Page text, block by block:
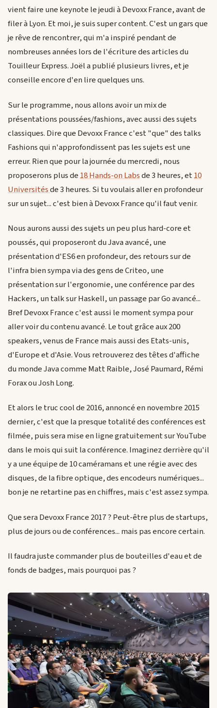
vient faire une keynote le jeudi à Devoxx France, avant de
filer à Lyon. Et moi, je suis super content. C'est un gars que
je rêve de rencontrer, qui m'a inspiré pendant de
nombreuses années lors de l'écriture des articles du
Touilleur Express. Joël a publié plusieurs livres, et je
conseille encore d'en lire quelques uns.
Sur le programme, nous allons avoir un mix de
présentations poussées/fashions, avec aussi des sujets
classiques. Dire que Devoxx France c'est "que" des talks
Fashions qui n'approfondissent pas les sujets est une
erreur. Rien que pour la journée du mercredi, nous
proposerons plus de 18 Hands-on Labsde 3 heures, et10
Universitésde 3 heures. Si tu voulais aller en profondeur
sur un sujet... c'est bien à Devoxx France qu'il faut venir.
Nous aurons aussi des sujets un peu plus hard-core et
poussés, qui proposeront du Java avancé, une
présentation d'ES6 en profondeur, des retours sur de
l'infra bien sympa via des gens de Criteo, une
présentation sur l'ergonomie, une conférence par des
Hackers, un talk sur Haskell, un passage par Go avancé...
Bref Devoxx France c'est aussi le moment sympa pour
aller voir du contenu avancé. Le tout grâce aux 200
speakers, venus de France mais aussi des Etats-unis,
d'Europe et d'Asie. Vous retrouverez des têtes d'affiche
du monde Java comme Matt Raible, José Paumard, Rémi
Forax ou Josh Long.
Et alors le truc cool de 2016, annoncé en novembre 2015
dernier, c'est que la presque totalité des conférences est
filmée, puis sera mise en ligne gratuitement sur YouTube
dans le mois qui suit la conférence. Imaginez derrière qu'il
y a une équipe de 10 caméramans et une régie avec des
disques, de la fibre optique, des encodeurs numériques...
bon je ne retartine pas en chiffres, mais c'est assez sympa.
Que sera Devoxx France 2017 ? Peut-être plus de startups,
plus de jours ou de conférences... mais pas encore certain.
Il faudra juste commander plus de bouteilles d'eau et de
fonds de badges, mais pourquoi pas ?